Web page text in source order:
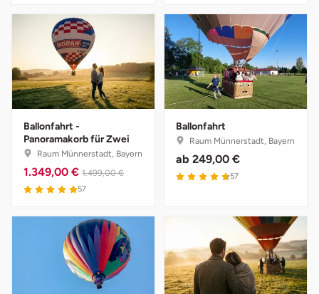
Ballonfahrt -
Panoramakorb für Zwei
Raum Münnerstadt, Bayern
1.349,00 € 1.499,00 €
57
Ballonfahrt
Raum Münnerstadt, Bayern
ab 249,00 €
57
Saarbrücken
Salzgitter
Schongau
Schwabach
Schweinfurt
Seligenstadt